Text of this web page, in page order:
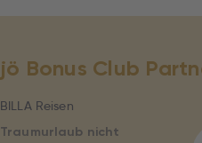
jö Bonus Club
BILLA Reisen
Traumurlaub nicht